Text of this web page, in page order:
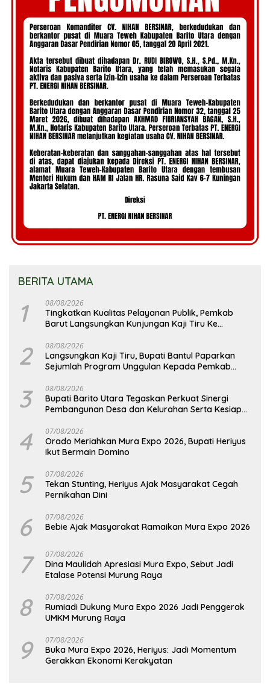
BERITA UTAMA
1 08/08/2026
Tingkatkan Kualitas Pelayanan Publik, Pemkab
Barut Langsungkan Kunjungan Kaji Tiru Ke
2 08/08/2026
Langsungkan Kaji Tiru, Bupati Bantul Paparkan
Sejumlah Program Unggulan Kepada Pemkab
3 08/08/2026
Bupati Barito Utara Tegaskan Perkuat Sinergi
Pembangunan Desa dan Kelurahan Serta Kesiapan
4 07/08/2026
Orado Meriahkan Mura Expo 2026, Bupati Heriyus
Ikut Bermain Domino
5 07/08/2026
Tekan Stunting, Heriyus Ajak Masyarakat Cegah
Pernikahan Dini
6 07/08/2026
Bebie Ajak Masyarakat Ramaikan Mura Expo 2026
7 07/08/2026
Dina Maulidah Apresiasi Mura Expo, Sebut Jadi
Etalase Potensi Murung Raya
8 07/08/2026
Rumiadi Dukung Mura Expo 2026 Jadi Penggerak
UMKM Murung Raya
9 07/08/2026
Buka Mura Expo 2026, Heriyus: Jadi Momentum
Gerakkan Ekonomi Kerakyatan